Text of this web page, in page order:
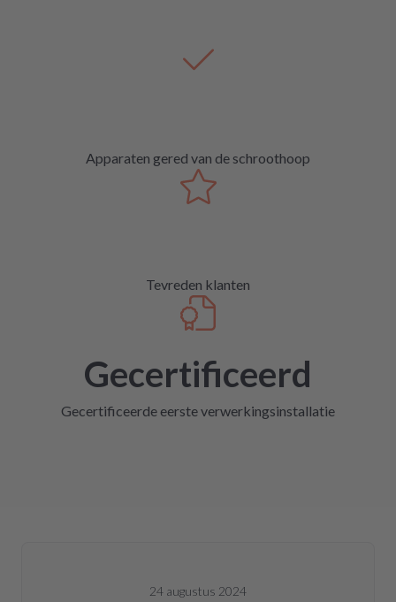
Apparaten gered van de schroothoop
Tevreden klanten
Gecertificeerd
Gecertificeerde eerste verwerkingsinstallatie
24 augustus 2024